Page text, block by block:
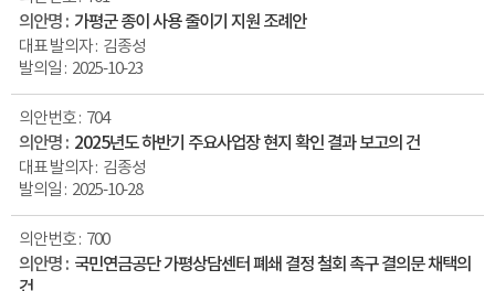
가평군 종이 사용 줄이기 지원 조례안
김종성
2025-10-23
704
2025년도 하반기 주요사업장 현지 확인 결과 보고의 건
김종성
2025-10-28
700
국민연금공단 가평상담센터 폐쇄 결정 철회 촉구 결의문 채택의